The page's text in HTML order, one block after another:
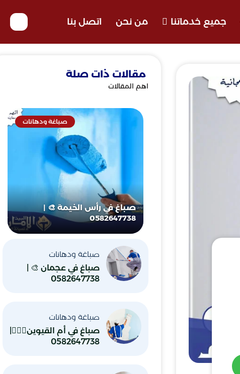
جميع خدماتنا من نحن اتصل بنا
مقالات ذات صلة
اهم المقالات
صباغة ودهانات
صباغ في رأس الخيمة 🎨 |
0582647738
صباغة ودهانات
صباغ في عجمان 🎨 |
0582647738
صباغة ودهانات
صباغ في أم القيوين👷🏼‍♂️|
0582647738